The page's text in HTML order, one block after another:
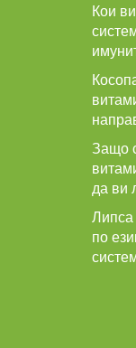
Кои
Защо
да ви
Липса
по